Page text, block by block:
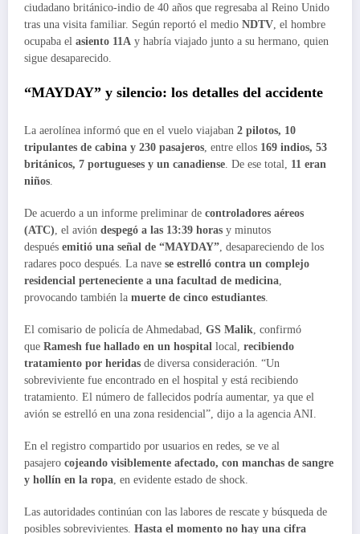
ciudadano británico-indio de 40 años que regresaba al Reino Unido
tras una visita familiar. Según reportó el medio NDTV , el hombre
ocupaba el asiento 11A y habría viajado junto a su hermano, quien
sigue desaparecido.
“MAYDAY” y silencio: los detalles del accidente
La aerolínea informó que en el vuelo viajaban 2 pilotos, 10
tripulantes de cabina y 230 pasajeros , entre ellos 169 indios, 53
británicos, 7 portugueses y un canadiense . De ese total, 11 eran
niños
De acuerdo a un informe preliminar de controladores aéreos
(ATC) , el avión despegó a las 13:39 horas y minutos
después emitió una señal de “MAYDAY” , desapareciendo de los
radares poco después. La nave se estrelló contra un complejo
residencial perteneciente a una facultad de medicina
provocando también la muerte de cinco estudiantes
El comisario de policía de Ahmedabad, GS Malik , confirmó
que Ramesh fue hallado en un hospital local, recibiendo
tratamiento por heridas de diversa consideración. “Un
sobreviviente fue encontrado en el hospital y está recibiendo
tratamiento. El número de fallecidos podría aumentar, ya que el
avión se estrelló en una zona residencial”, dijo a la agencia ANI.
En el registro compartido por usuarios en redes, se ve al
pasajero cojeando visiblemente afectado, con manchas de sangre
y hollín en la ropa, en evidente estado de shock.
Las autoridades continúan con las labores de rescate y búsqueda de
posibles sobrevivientes. Hasta el momento no hay una cifra